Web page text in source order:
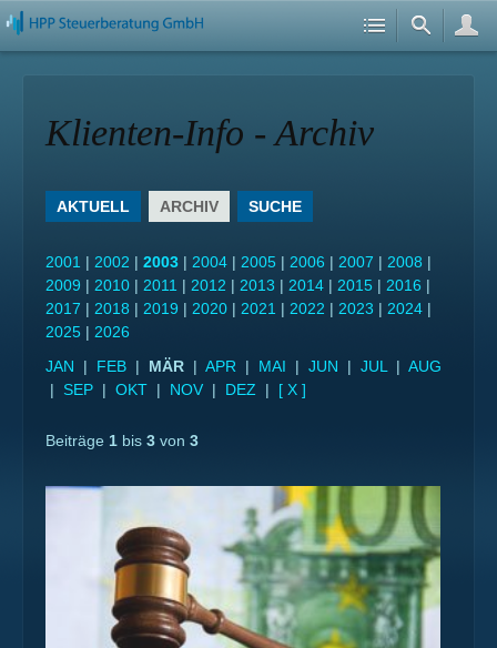
Klienten-Info - Archiv
AKTUELL ARCHIV SUCHE
2001 | 2002 | 2003 | 2004 | 2005 | 2006 | 2007 | 2008 |
2009 | 2010 | 2011 | 2012 | 2013 | 2014 | 2015 | 2016 |
2017 | 2018 | 2019 | 2020 | 2021 | 2022 | 2023 | 2024 |
2025 | 2026
JAN | FEB | MÄR | APR | MAI | JUN | JUL | AUG
| SEP | OKT | NOV | DEZ | [ X ]
Beiträge 1 bis 3 von 3